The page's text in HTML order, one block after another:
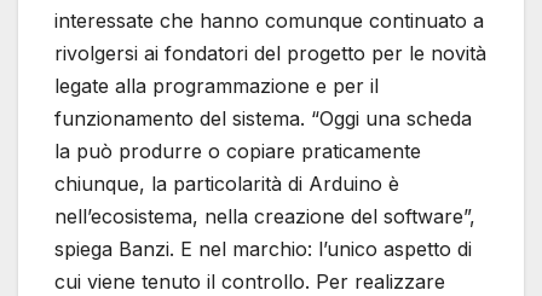
interessate che hanno comunque continuato a
rivolgersi ai fondatori del progetto per le novità
legate alla programmazione e per il
funzionamento del sistema. “Oggi una scheda
la può produrre o copiare praticamente
chiunque, la particolarità di Arduino è
nell’ecosistema, nella creazione del software”,
spiega Banzi. E nel marchio: l’unico aspetto di
cui viene tenuto il controllo. Per realizzare